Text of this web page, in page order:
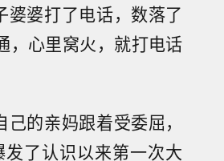
婆打了电话，数落了
，心里窝火，就打电话
的亲妈跟着受委屈，
了认识以来第一次大